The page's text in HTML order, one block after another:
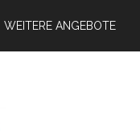
WEITERE ANGEBOTE